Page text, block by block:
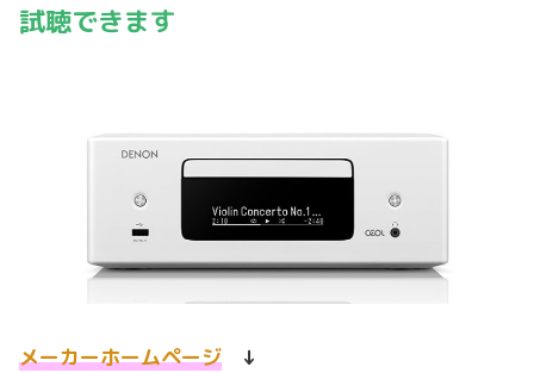
試聴できます
メーカーホームページ ↓